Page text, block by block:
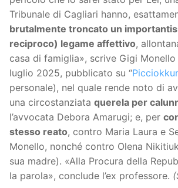
Tribunale di Cagliari hanno,
brutalmente troncato un
reciproco) legame affettivo,
casa di famiglia», scrive Gigi
luglio 2025, pubblicato su “
personale), nel quale rende noto di
una circostanziata querela per
l’avvocata Debora Amarugi; e, per
stesso reato, contro Maria Laura e
Monello, nonché contro Olena
sua madre). «Alla Procura della
la parola», conclude l’ex professore.